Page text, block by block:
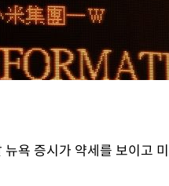
욕 증시가 약세를 보이고